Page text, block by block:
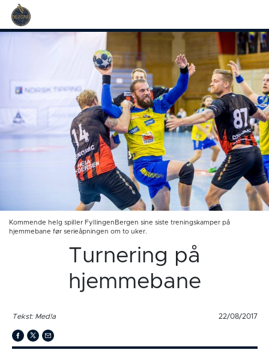
Kommende helg spiller FyllingenBergen sine siste treningskamper på
hjemmebane før serieåpningen om to uker.
Turnering på
hjemmebane
Tekst: Med!a 22/08/2017